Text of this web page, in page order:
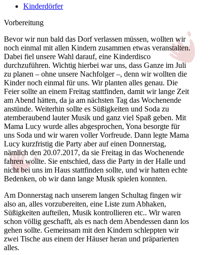
Kinderdörfer
Vorbereitung
Bevor wir nun bald das Dorf verlassen müssen, wollten wir
noch einmal mit allen Kindern zusammen etwas veranstalten.
Dabei fiel unsere Wahl darauf, eine Kinderdisco
durchzuführen. Wichtig hierbei war uns, dass Ganze im Juli
zu planen – ohne unsere Nachfolger –, denn wir wollten die
Kinder noch einmal für uns. Wir planten alles genau. Die
Feier sollte an einem Freitag stattfinden, damit wir lange Zeit
am Abend hätten, da ja am nächsten Tag das Wochenende
anstünde. Weiterhin sollte es Süßigkeiten und Soda zu
atemberaubend lauter Musik und ganz viel Spaß geben. Mit
Mama Lucy wurde alles abgesprochen, Yona besorgte für
uns Soda und wir waren voller Vorfreude. Dann legte Mama
Lucy kurzfristig die Party aber auf einen Donnerstag,
nämlich den 20.07.2017, da sie Freitag in das Wochenende
fahren wollte. Sie entschied, dass die Party in der Halle und
nicht bei uns im Haus stattfinden sollte, und wir hatten echte
Bedenken, ob wir dann lange Musik spielen konnten.
Am Donnerstag nach unserem langen Schultag fingen wir
also an, alles vorzubereiten, eine Liste zum Abhaken,
Süßigkeiten aufteilen, Musik kontrollieren etc.. Wir waren
schon völlig geschafft, als es nach dem Abendessen dann los
gehen sollte. Gemeinsam mit den Kindern schleppten wir
zwei Tische aus einem der Häuser heran und präparierten
alles.